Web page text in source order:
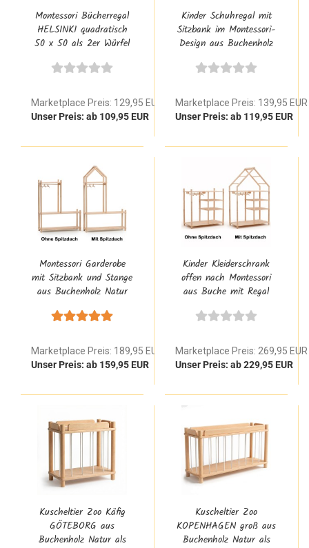
Montessori Bücherregal
HELSINKI quadratisch
50 x 50 als 2er Würfel
Massivholz
Marketplace Preis: 129,95 EUR
Unser Preis: ab 109,95 EUR
Kinder Schuhregal mit
Sitzbank im Montessori-
Design aus Buchenholz
Marketplace Preis: 139,95 EUR
Unser Preis: ab 119,95 EUR
Montessori Garderobe
mit Sitzbank und Stange
aus Buchenholz Natur
Marketplace Preis: 189,95 EUR
Unser Preis: ab 159,95 EUR
Kinder Kleiderschrank
offen nach Montessori
aus Buche mit Regal
Marketplace Preis: 269,95 EUR
Unser Preis: ab 229,95 EUR
Kuscheltier Zoo Käfig
GÖTEBORG aus
Buchenholz Natur als
Kuscheltier Zoo
KOPENHAGEN groß aus
Buchenholz Natur als